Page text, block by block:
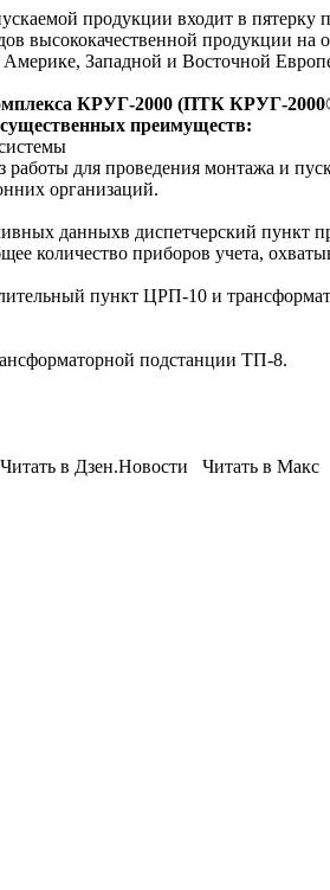
продукции входит в пятерку
высококачественной продукции на
Западной и Восточной
КРУГ-2000 (ПТК КРУГ-
преимуществ:
для проведения монтажа и
организаций.
данныхв диспетчерский пункт
приборов учета,
пункт ЦРП-10 и
подстанции ТП-8.
в Дзен.Новости Читать в Макс